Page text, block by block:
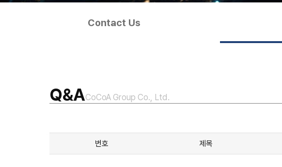
Contact Us
Q&ACoCoA Group Co., Ltd.
번호 제목